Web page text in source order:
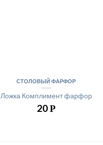
СТОЛОВЫЙ ФАРФОР
Ложка Комплимент фарфор
20Р